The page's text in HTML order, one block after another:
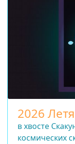
2026
в хвосте
космических